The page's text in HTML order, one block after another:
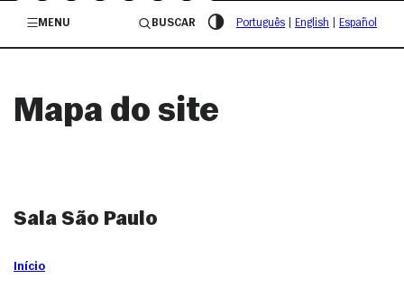
/governosp
MENU
BUSCAR Português English Español
Mapa do site
Sala São Paulo
Início